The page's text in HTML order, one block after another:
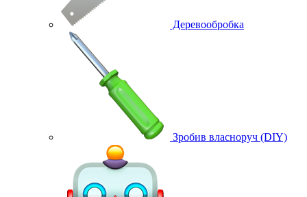
Деревообробка
Зробив власноруч (DIY)